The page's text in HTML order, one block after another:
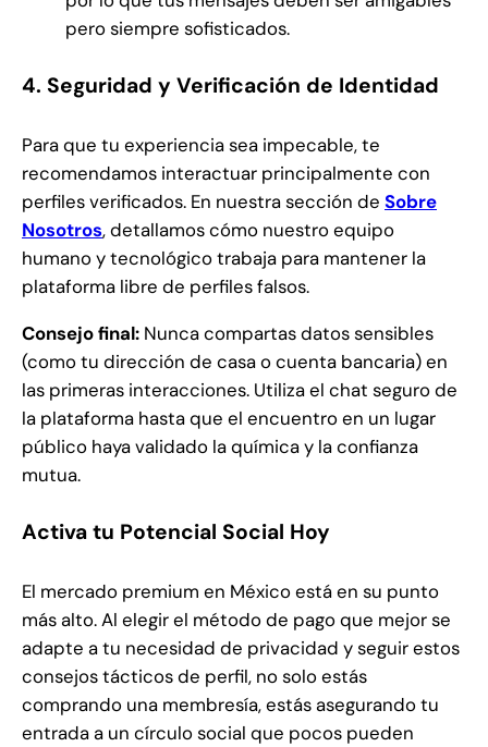
pero siempre sofisticados.
4. Seguridad y Verificación de Identidad
Para que tu experiencia sea impecable, te
recomendamos interactuar principalmente con
perfiles verificados. En nuestra sección de Sobre
Nosotros, detallamos cómo nuestro equipo
humano y tecnológico trabaja para mantener la
plataforma libre de perfiles falsos.
Consejo final: Nunca compartas datos sensibles
(como tu dirección de casa o cuenta bancaria) en
las primeras interacciones. Utiliza el chat seguro de
la plataforma hasta que el encuentro en un lugar
público haya validado la química y la confianza
mutua.
Activa tu Potencial Social Hoy
El mercado premium en México está en su punto
más alto. Al elegir el método de pago que mejor se
adapte a tu necesidad de privacidad y seguir estos
consejos tácticos de perfil, no solo estás
comprando una membresía, estás asegurando tu
entrada a un círculo social que pocos pueden